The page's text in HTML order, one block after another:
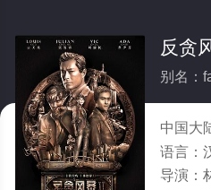
反贪
别名：
中国大
语言：
导演：